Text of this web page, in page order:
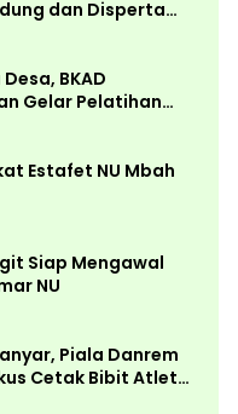
dan Disperta
BKAD
Gelar Pelatihan
Estafet NU Mbah
Siap Mengawal
NU
Piala Danrem
Cetak Bibit Atlet